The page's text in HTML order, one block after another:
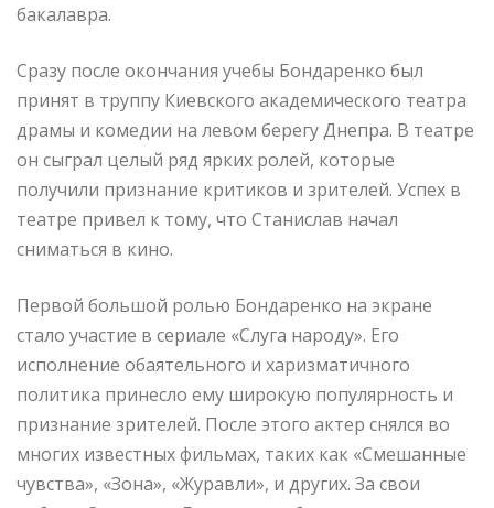
бакалавра.
Сразу после окончания учебы Бондаренко был
принят в труппу Киевского академического театра
драмы и комедии на левом берегу Днепра. В театре
он сыграл целый ряд ярких ролей, которые
получили признание критиков и зрителей. Успех в
театре привел к тому, что Станислав начал
сниматься в кино.
Первой большой ролью Бондаренко на экране
стало участие в сериале «Слуга народу». Его
исполнение обаятельного и харизматичного
политика принесло ему широкую популярность и
признание зрителей. После этого актер снялся во
многих известных фильмах, таких как «Смешанные
чувства», «Зона», «Журавли», и других. За свои